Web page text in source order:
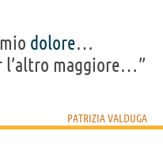
dolore…
maggiore…”
PATRIZIA VALDUGA